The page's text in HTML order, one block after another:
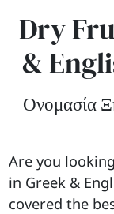
Dry
&
Ονομασία
Are you
in Greek &
covered the